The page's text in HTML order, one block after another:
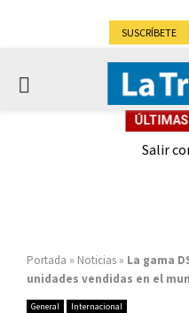
SUSCRÍBETE
PRIMARY
Salir
Portada » Noticias » La gama
unidades vendidas en el
General Internacional